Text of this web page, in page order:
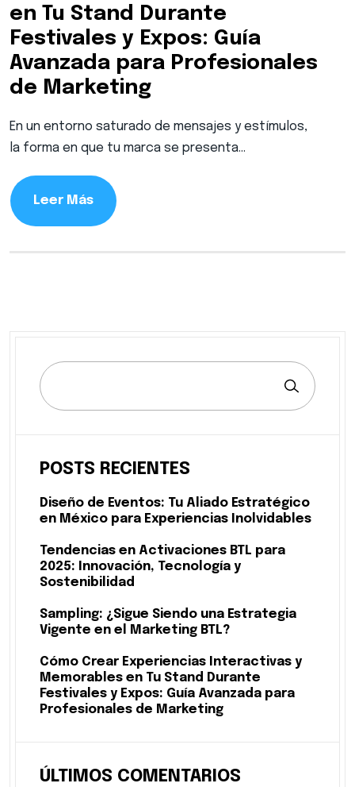
en Tu Stand Durante
Festivales y Expos: Guía
Avanzada para Profesionales
de Marketing
En un entorno saturado de mensajes y estímulos,
la forma en que tu marca se presenta…
Leer Más
POSTS RECIENTES
Diseño de Eventos: Tu Aliado Estratégico
en México para Experiencias Inolvidables
Tendencias en Activaciones BTL para
2025: Innovación, Tecnología y
Sostenibilidad
Sampling: ¿Sigue Siendo una Estrategia
Vigente en el Marketing BTL?
Cómo Crear Experiencias Interactivas y
Memorables en Tu Stand Durante
Festivales y Expos: Guía Avanzada para
Profesionales de Marketing
ÚLTIMOS COMENTARIOS